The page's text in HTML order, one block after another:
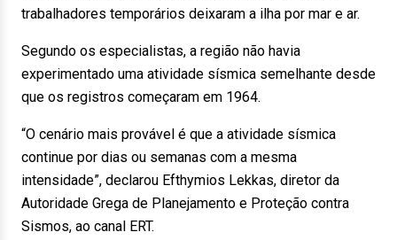
trabalhadores temporários deixaram a ilha por mar e ar.
Segundo os especialistas, a região não havia
experimentado uma atividade sísmica semelhante desde
que os registros começaram em 1964.
“O cenário mais provável é que a atividade sísmica
continue por dias ou semanas com a mesma
intensidade”, declarou Efthymios Lekkas, diretor da
Autoridade Grega de Planejamento e Proteção contra
Sismos, ao canal ERT.